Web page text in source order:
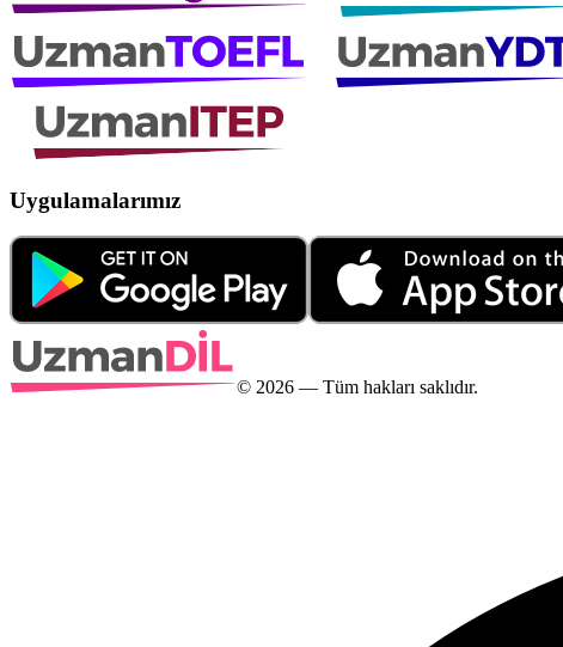
Uygulamalarımız
© 2026 — Tüm hakları saklıdır.